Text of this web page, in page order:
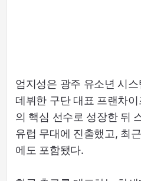
엄지성은 광주 유소년 시
데뷔한 구단 대표 프랜차
의 핵심 선수로 성장한 뒤
유럽 무대에 진출했고, 최
에도 포함됐다.